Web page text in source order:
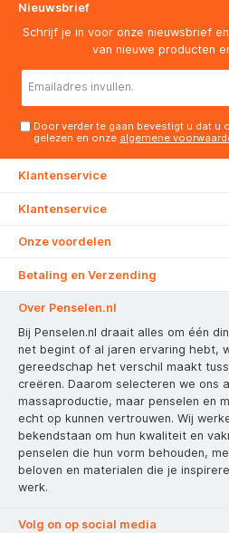
Nieuwsbrief
Schrijf je in voor onze nieuwsbrief
van nieuwe producten
Door verder te gaan bevestigt u dat u
gelezen en onze algemene
Klantenservice
Klantenservice
Onze voordelen
Betaling en Verzending
Over Penselen.nl
Bij Penselen.nl draait alles om één
net begint of al jaren ervaring hebt,
gereedschap het verschil maakt
creëren. Daarom selecteren we ons
massaproductie, maar penselen en
echt op kunnen vertrouwen. Wij
bekendstaan om hun kwaliteit en
penselen die hun vorm behouden,
beloven en materialen die je
werk.
Volg on op social media